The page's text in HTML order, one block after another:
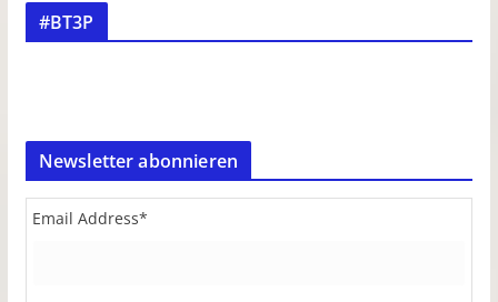
#BT3P
Newsletter abonnieren
Email Address*